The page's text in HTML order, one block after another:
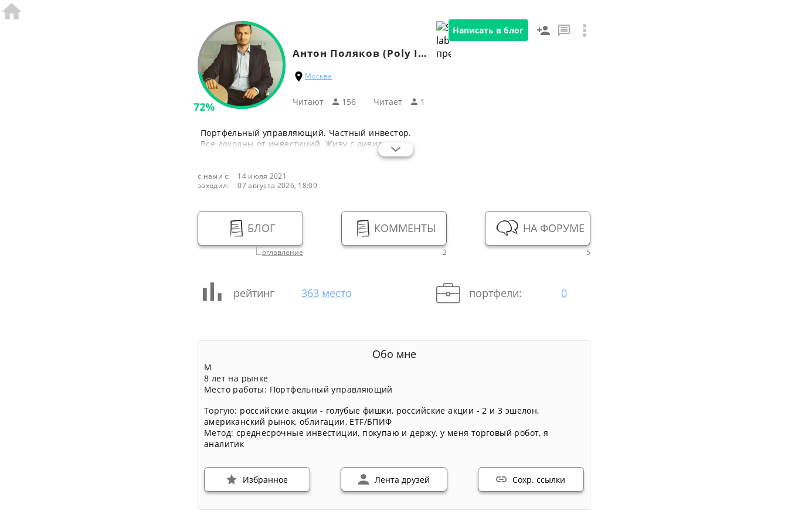
72%
Антон Поляков (Poly Invest)
Москва
Читают 156 Читаeт 1
Написать в блог
Портфельный управляющий. Частный инвестор.
Все доходны от инвестиций. Живу с дивидендов.
с нами с:
14 июля 2021
заходил:
07 августа 2026, 18:09
БЛОГ
оглавление
КОММЕНТЫ
2
НА ФОРУМЕ
5
рейтинг 363 место портфели: 0
Обо мне
М
8 лет на рынке
Место работы: Портфельный управляющий
Торгую: российские акции - голубые фишки, российские акции - 2 и 3 эшелон,
американский рынок,облигации, ETF/БПИФ
Метод: среднесрочные инвестиции, покупаю и держу,у меня торговый робот,я
аналитик
Избранное Лента друзей Сохр. ссылки